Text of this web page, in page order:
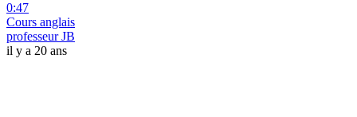
0:47
Cours anglais
professeur JB
il y a 20 ans